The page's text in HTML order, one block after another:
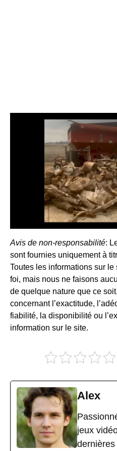
Avis de non-responsabilité:
sont fournies uniquement à
Toutes les informations sur
foi, mais nous ne faisons
de quelque nature que ce
concernant l’exactitude,
fiabilité, la disponibilité ou
information sur le site.
Alex
jeux